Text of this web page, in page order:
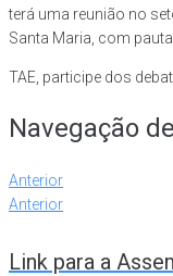
terá uma reunião no
Santa Maria, com
TAE, participe dos
Navegação
Anterior
Anterior
Link para a